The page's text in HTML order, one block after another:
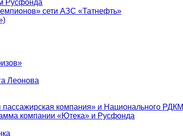
Русфонда
сети АЗС «Татнефть»
Леонова
компания» и Национального РДКМ
компании «Ютека» и Русфонда